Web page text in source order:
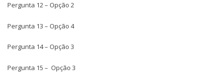
Pergunta 12 – Opção 2
Pergunta 13 – Opção 4
Pergunta 14 – Opção 3
Pergunta 15 – Opção 3